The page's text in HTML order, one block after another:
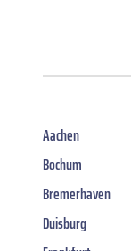
Aachen
Bochum
Bremerhaven
Duisburg